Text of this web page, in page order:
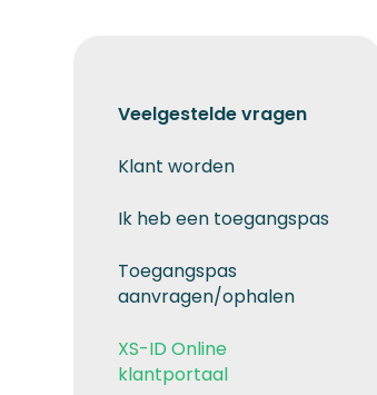
Veelgestelde vragen
Klant worden
Ik heb een toegangspas
Toegangspas
aanvragen/ophalen
XS-ID Online
klantportaal